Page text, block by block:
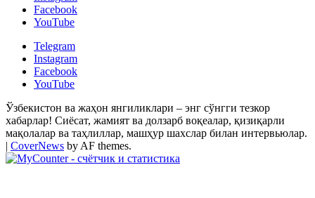
Facebook
YouTube
Telegram
Instagram
Facebook
YouTube
Ўзбекистон ва жаҳон янгиликлари – энг сўнгги тезкор
хабарлар! Сиёсат, жамият ва долзарб воқеалар, қизиқарли
мақолалар ва таҳлиллар, машҳур шахслар билан интервьюлар.
| CoverNews by AF themes.